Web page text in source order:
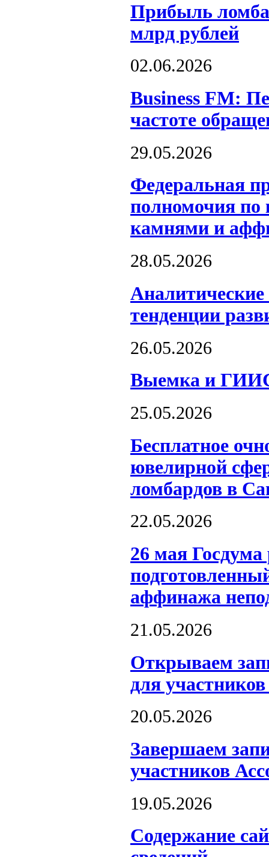
Прибыль
млрд рублей
02.06.2026
Business FM:
частоте
29.05.2026
Федеральная
полномочия по
камнями и
28.05.2026
тенденции
26.05.2026
Выемка и
25.05.2026
Бесплатное
ювелирной
ломбардов в
22.05.2026
26 мая
аффинажа
21.05.2026
Открываем
для
20.05.2026
Завершаем
участников
19.05.2026
Содержание